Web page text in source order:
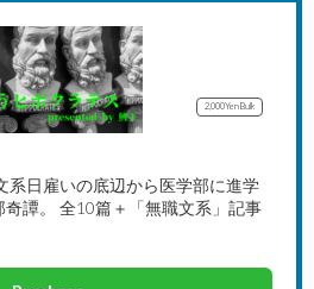
2,000YenBulk
系日雇いの底辺から医学部に進学
奇譚。 全10篇＋「無職文系」記事